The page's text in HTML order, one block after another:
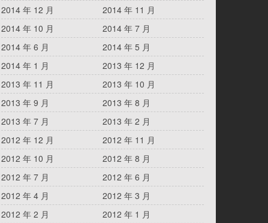
2014 年 12 月
2014 年 11 月
2014 年 10 月
2014 年 7 月
2014 年 6 月
2014 年 5 月
2014 年 1 月
2013 年 12 月
2013 年 11 月
2013 年 10 月
2013 年 9 月
2013 年 8 月
2013 年 7 月
2013 年 2 月
2012 年 12 月
2012 年 11 月
2012 年 10 月
2012 年 8 月
2012 年 7 月
2012 年 6 月
2012 年 4 月
2012 年 3 月
2012 年 2 月
2012 年 1 月